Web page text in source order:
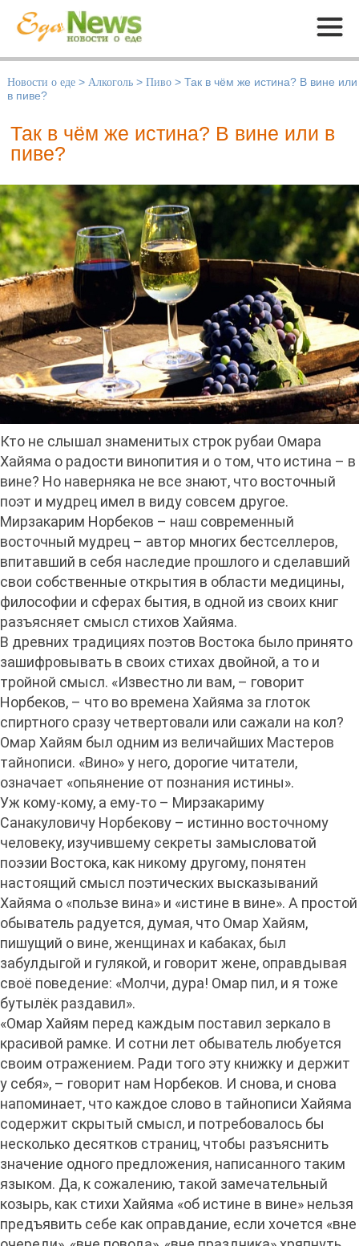
Меню
Новости о еде > Алкоголь > Пиво > Так в чём же истина? В вине или
в пиве?
Так в чём же истина? В вине или в
пиве?
Кто не слышал знаменитых строк рубаи Омара
Хайяма о радости винопития и о том, что истина – в
вине? Но наверняка не все знают, что восточный
поэт и мудрец имел в виду совсем другое.
Мирзакарим Норбеков – наш современный
восточный мудрец – автор многих бестселлеров,
впитавший в себя наследие прошлого и сделавший
свои собственные открытия в области медицины,
философии и сферах бытия, в одной из своих книг
разъясняет смысл стихов Хайяма.
В древних традициях поэтов Востока было принято
зашифровывать в своих стихах двойной, а то и
тройной смысл. «Известно ли вам, – говорит
Норбеков, – что во времена Хайяма за глоток
спиртного сразу четвертовали или сажали на кол?
Омар Хайям был одним из величайших Мастеров
тайнописи. «Вино» у него, дорогие читатели,
означает «опьянение от познания истины».
Уж кому-кому, а ему-то – Мирзакариму
Санакуловичу Норбекову – истинно восточному
человеку, изучившему секреты замысловатой
поэзии Востока, как никому другому, понятен
настоящий смысл поэтических высказываний
Хайяма о «пользе вина» и «истине в вине». А простой
обыватель радуется, думая, что Омар Хайям,
пишущий о вине, женщинах и кабаках, был
забулдыгой и гулякой, и говорит жене, оправдывая
своё поведение: «Молчи, дура! Омар пил, и я тоже
бутылёк раздавил».
«Омар Хайям перед каждым поставил зеркало в
красивой рамке. И сотни лет обыватель любуется
своим отражением. Ради того эту книжку и держит
у себя», – говорит нам Норбеков. И снова, и снова
напоминает, что каждое слово в тайнописи Хайяма
содержит скрытый смысл, и потребовалось бы
несколько десятков страниц, чтобы разъяснить
значение одного предложения, написанного таким
языком. Да, к сожалению, такой замечательный
козырь, как стихи Хайяма «об истине в вине» нельзя
предъявить себе как оправдание, если хочется «вне